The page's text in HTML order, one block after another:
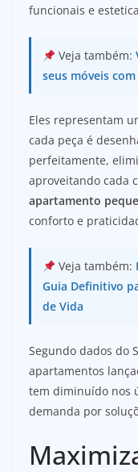
funcionais e
Veja também:
seus móveis
Eles representam
cada peça é
perfeitamente,
aproveitando cada
apartamento
conforto e
Veja também:
Guia Definitivo
de Vida
Segundo dados do
apartamentos
tem diminuído nos
demanda por